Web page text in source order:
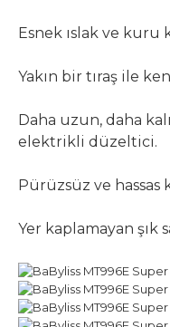
Esnek ıslak ve kuru
Yakın bir tıraş ile
Daha uzun, daha
elektrikli düzeltici.
Pürüzsüz ve
Yer kaplamayan şık